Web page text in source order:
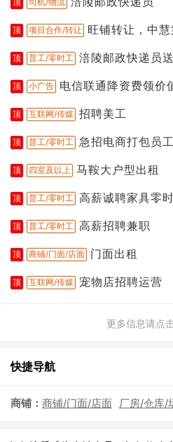
顶 项目合作/转让 旺铺转让，中
顶 普工/零时工 涪陵邮政快递员
顶 小广告 电信联通降资费领
顶 互联网/传媒 招聘美工
顶 普工/零时工 急招电商打包员
顶 四室及以上 马鞍大户型出租
顶 普工/零时工 高薪诚聘家具零
顶 普工/零时工 高薪招聘兼职
顶 商铺/门面/店面 门面出租
顶 互联网/传媒 宠物店招聘运营
更多信息请点
快捷导航
商铺： 商铺/门面/店面 厂房/仓库/